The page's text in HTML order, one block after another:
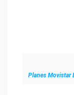
Planes Movistar